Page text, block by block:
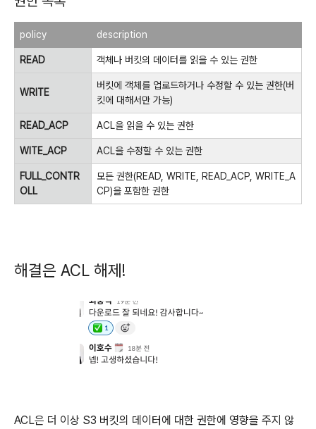
policy description
READ 객체나 버킷의 데이터를 읽을 수 있는 권한
WRITE
버킷에 객체를 업로드하거나 수정할 수 있는 권한(버
킷에 대해서만 가능)
READ_ACP ACL을 읽을 수 있는 권한
WITE_ACP ACL을 수정할 수 있는 권한
FULL_CONTR
OLL
모든 권한(READ, WRITE, READ_ACP, WRITE_A
CP)을 포함한 권한
해결은 ACL 해제!
ACL은 더 이상 S3 버킷의 데이터에 대한 권한에 영향을 주지 않